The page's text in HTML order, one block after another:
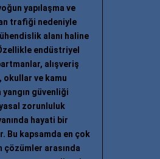
yapılaşma ve
trafiği nedeniyle
alanı haline
endüstriyel
alışveriş
okullar ve kamu
yangın güvenliği
zorunluluk
hayati bir
Bu kapsamda en çok
çözümler arasında